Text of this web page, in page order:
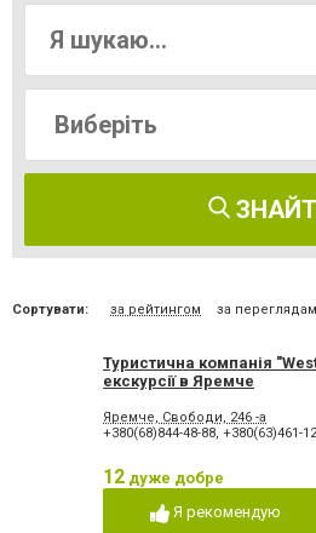
Сортувати: за рейтингом за
Туристична компанія
екскурсії в Яремче
Яремче, Свободи, 246 -а
+380(68)844-48-88, +380(63)461-
12 дуже добре
Я рекомендую